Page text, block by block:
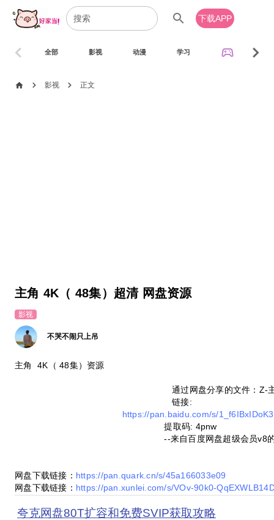
search 下载APP
全部 影视 动漫 学习 sports_esports
chevron_left chevron_right
home chevron_right 影视 chevron_right 正文
主角 4K（ 48集）超清 网盘资源
影视
不哭不闹只上吊
主角 4K（ 48集）资源
通过网盘分享的文件：Z-
链接:
https://pan.baidu.com/s/
提取码: 4pnw
--来自百度网盘超级会员v8
网盘下载链接： https://pan.quark.cn/s/45a166033e09
网盘下载链接： https://pan.xunlei.com/s/VOv-90k0-
夸克网盘80T扩容和免费SVIP获取攻略